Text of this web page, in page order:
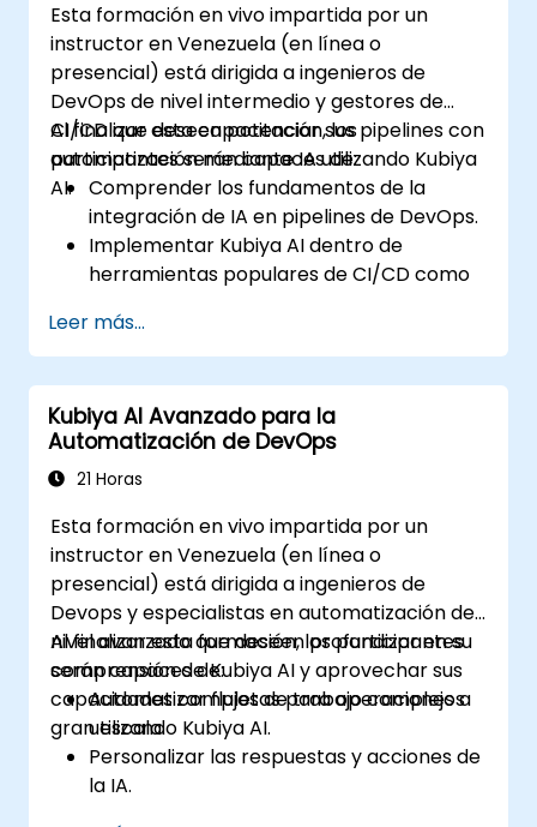
Esta formación en vivo impartida por un
instructor en Venezuela (en línea o
presencial) está dirigida a ingenieros de
DevOps de nivel intermedio y gestores de
CI/CD que deseen potenciar sus pipelines con
automatización mediante IA utilizando Kubiya
AI.
Al finalizar esta capacitación, los
participantes serán capaces de:
Comprender los fundamentos de la
integración de IA en pipelines de DevOps.
Implementar Kubiya AI dentro de
herramientas populares de CI/CD como
Automatizar tareas del pipeline de CI/CD
con Kubiya AI.
Monitorear y gestionar pipelines de CI/CD
utilizando IA para la detección proactiva
de problemas.
Leer más...
Kubiya AI Avanzado para la
Automatización de DevOps
21 Horas
Esta formación en vivo impartida por un
instructor en Venezuela (en línea o
presencial) está dirigida a ingenieros de
Devops y especialistas en automatización de
nivel avanzado que deseen profundizar en su
comprensión de Kubiya AI y aprovechar sus
capacidades completas para operaciones a
gran escala.
Al finalizar esta formación, los participantes
serán capaces de:
Automatizar flujos de trabajo complejos
utilizando Kubiya AI.
Personalizar las respuestas y acciones de
la IA.